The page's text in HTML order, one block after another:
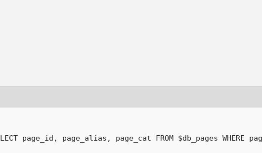
page_id, page_alias, page_cat FROM $db_pages